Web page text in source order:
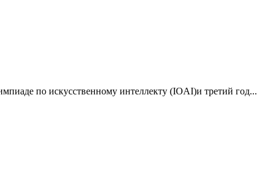
по искусственному интеллекту (IOAI)и третий год...